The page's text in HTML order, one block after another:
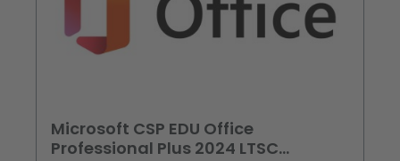
Microsoft CSP EDU Office
Professional Plus 2024 LTSC